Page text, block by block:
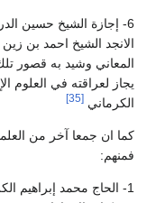
6- إجازة الشيخ حسين
الانجد الشيخ احمد بن
المعاني وشيد به قصور
يجاز لعراقته في العلوم
الكرماني [35]
كما ان جمعا آخر من
فمنهم:
1- الحاج محمد إبراهيم